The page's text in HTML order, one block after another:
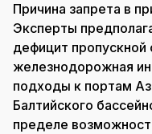
Причина запрета в
Эксперты
дефицит пропускной
железнодорожная
подходы к портам
Балтийского
пределе